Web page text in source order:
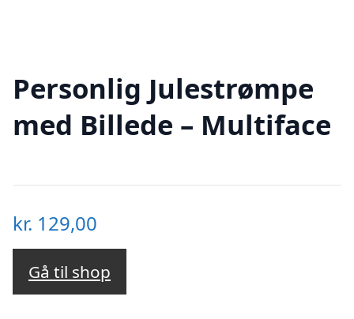
Personlig Julestrømpe
med Billede – Multiface
kr. 129,00
Gå til shop